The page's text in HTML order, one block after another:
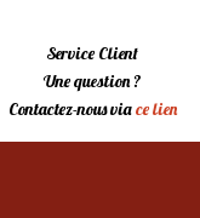
Service Client
Une question ?
Contactez-nous viace lien